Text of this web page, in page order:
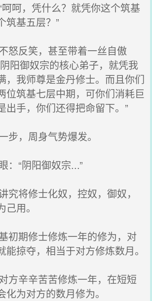
呵，凭什么？就凭你这个筑基
筑基五层？”
怒反笑，甚至带着一丝自傲
阳御奴宗的核心弟子，就凭我
，我师尊是金丹修士。而且你们
位筑基七层中期，可你们消耗巨
出手，你们还得把命留下。”
，周身气势爆发。
：“阴阳御奴宗...”
将修士化奴，控奴，御奴，
用。
初期修士修炼一年的修为，对
能掠夺，相当于对方修炼数月。
方辛辛苦苦修炼一年，在短短
化为对方的数月修为。